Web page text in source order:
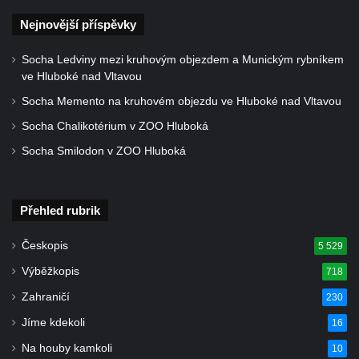
Socha vodníka na trase naučné stezky v
Podstavec v zámecké zahradě v Duchcově
Sousoší dětí u obecního úřadu v Janově
Socha Andromedé u pavilonu Reinerovy
fresky v Duchcově
Socha Flóry u pavilonu Reinerovy fresky v
Duchcově
Delfín na Sfingovém rybníku v zámeckém
Nejnovější příspěvky
Socha Ledviny mezi kruhovým objezdem a Munickým rybníkem
ve Hluboké nad Vltavou
Socha Memento na kruhovém objezdu ve Hluboké nad Vltavou
Socha Chalikotérium v ZOO Hluboká
Socha Smilodon v ZOO Hluboká
Přehled rubrik
Českopis 5 529
Výběžkopis 718
Zahraničí 230
Jíme kdekoli 16
Na houby kamkoli 10